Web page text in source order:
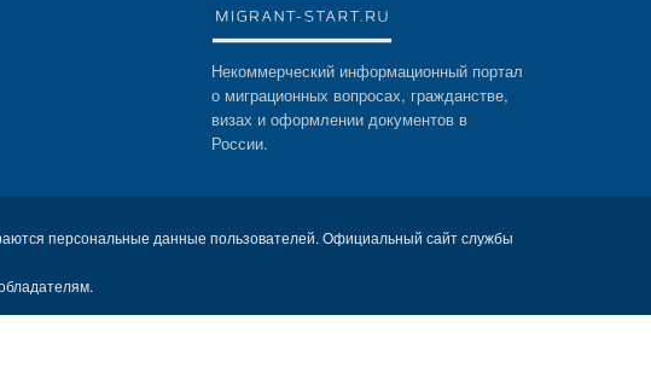
Некоммерческий информационный портал
о миграционных вопросах, гражданстве,
визах и оформлении документов в
России.
персональные данные пользователей. Официальный сайт службы